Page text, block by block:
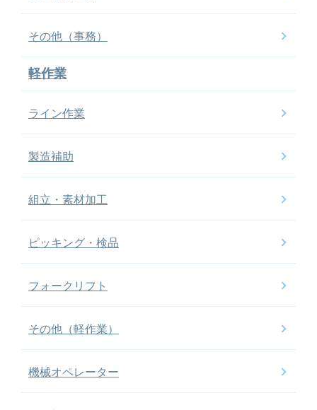
その他（事務）
軽作業
ライン作業
製造補助
組立・素材加工
ピッキング・検品
フォークリフト
その他（軽作業）
機械オペレーター